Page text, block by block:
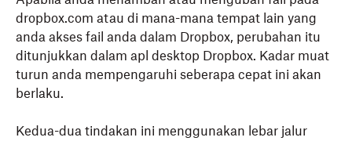
KlikJalur lebar tersuai .
Untuk membenarkan Dropbox menguruskan
lebar jalur bagi mendapatkan prestasi terbaik,
togol butang kepada mati.
kadar muat turun, togol butang kepada hidup.
dropbox.com atau di mana-mana tempat lain yang
anda akses fail anda dalam Dropbox, perubahan itu
ditunjukkan dalam apl desktop Dropbox. Kadar muat
turun anda mempengaruhi seberapa cepat ini akan
berlaku.
Kedua-dua tindakan ini menggunakan lebar jalur